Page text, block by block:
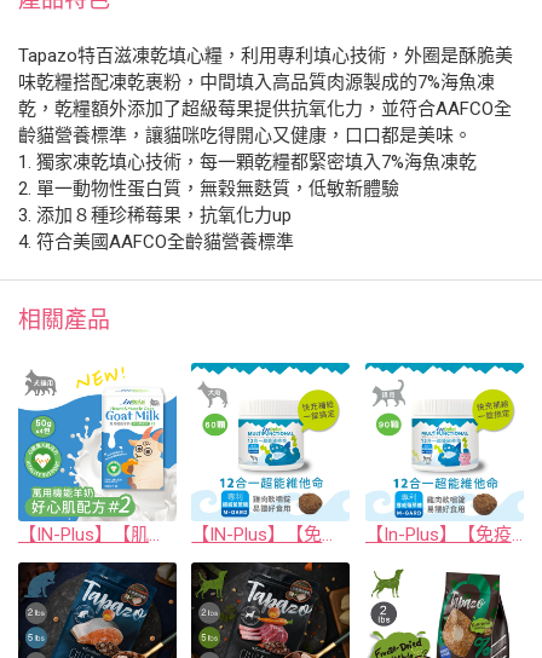
Tapazo特百滋凍乾填心糧，利用專利填心技術，外圈是酥脆美
味乾糧搭配凍乾裹粉，中間填入高品質肉源製成的7%海魚凍
乾，乾糧額外添加了超級莓果提供抗氧化力，並符合AAFCO全
齡貓營養標準，讓貓咪吃得開心又健康，口口都是美味。
1. 獨家凍乾填心技術，每一顆乾糧都緊密填入7%海魚凍乾
2. 單一動物性蛋白質，無穀無麩質，低敏新體驗
3. 添加８種珍稀莓果，抗氧化力up
4. 符合美國AAFCO全齡貓營養標準
相關產品
【IN-Plus】【肌力保健】萬用機能羊奶 #2 好心肌配方 (50克x4包)(犬貓保健品) 【IN-Plus】【免疫保健】犬用12合1超能維他命 60顆(狗保健品)(軟錠型) 【In-Plus】【免疫保健】貓用12合1超能維他命